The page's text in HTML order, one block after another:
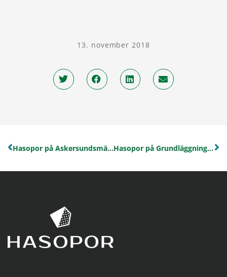
13. november 2018
Hasopor på Askersundsmässan Hasopor på Grundläggningsdagen